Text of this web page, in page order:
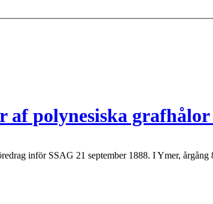
polynesiska grafhålor
inför SSAG 21 september 1888. I Ymer,